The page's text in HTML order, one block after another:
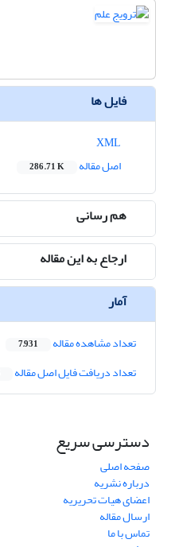
فایل ها
اصل مقاله
286.71 K
هم رسانی
ارجاع به این مقاله
آمار
تعداد مشاهده مقاله 7,931
تعداد دریافت فایل اصل مقاله
دسترسی سریع
صفحه اصلی
درباره نشریه
اعضای هیات تحریریه
ارسال مقاله
تماس با ما